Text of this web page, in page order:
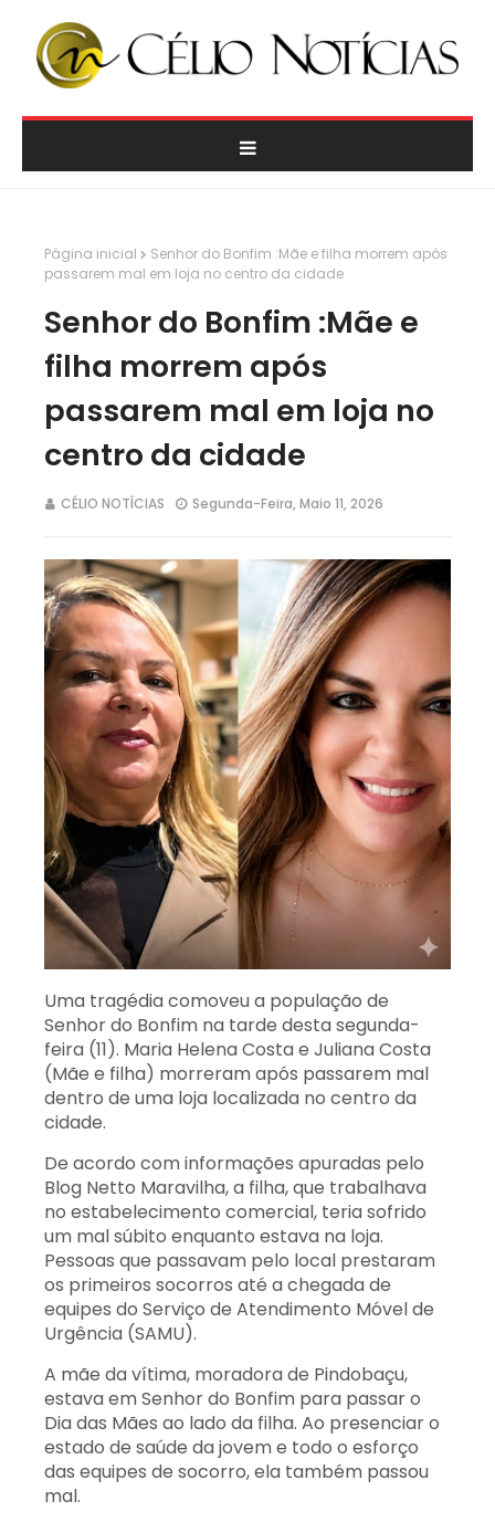
Página inicial
Senhor do Bonfim :Mãe e filha morrem após
passarem mal em loja no centro da cidade
Senhor do Bonfim :Mãe e
filha morrem após
passarem mal em loja no
centro da cidade
CÉLIO NOTÍCIAS Segunda-Feira, Maio 11, 2026
Uma tragédia comoveu a população de
Senhor do Bonfim na tarde desta segunda-
feira (11). Maria Helena Costa e Juliana Costa
(Mãe e filha) morreram após passarem mal
dentro de uma loja localizada no centro da
cidade.
De acordo com informações apuradas pelo
Blog Netto Maravilha, a filha, que trabalhava
no estabelecimento comercial, teria sofrido
um mal súbito enquanto estava na loja.
Pessoas que passavam pelo local prestaram
os primeiros socorros até a chegada de
equipes do Serviço de Atendimento Móvel de
Urgência (SAMU).
A mãe da vítima, moradora de Pindobaçu,
estava em Senhor do Bonfim para passar o
Dia das Mães ao lado da filha. Ao presenciar o
estado de saúde da jovem e todo o esforço
das equipes de socorro, ela também passou
mal.